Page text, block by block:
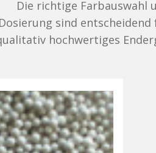
Farbauswahl und
entscheidend für ein
Endergebnis.